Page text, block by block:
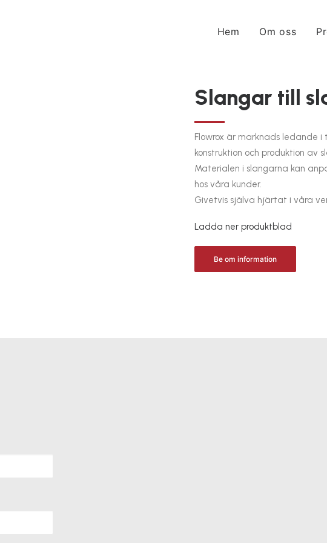
Hem Om oss
Slangar till
Flowrox är marknads ledande
konstruktion och produktion av
Materialen i slangarna kan
hos våra kunder.
Givetvis själva hjärtat i våra
Ladda ner produktblad
Be om information